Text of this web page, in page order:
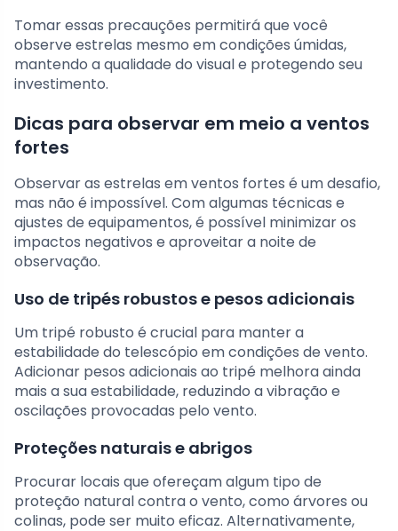
Tomar essas precauções permitirá que você
observe estrelas mesmo em condições úmidas,
mantendo a qualidade do visual e protegendo seu
investimento.
Dicas para observar em meio a ventos
fortes
Observar as estrelas em ventos fortes é um desafio,
mas não é impossível. Com algumas técnicas e
ajustes de equipamentos, é possível minimizar os
impactos negativos e aproveitar a noite de
observação.
Uso de tripés robustos e pesos adicionais
Um tripé robusto é crucial para manter a
estabilidade do telescópio em condições de vento.
Adicionar pesos adicionais ao tripé melhora ainda
mais a sua estabilidade, reduzindo a vibração e
oscilações provocadas pelo vento.
Proteções naturais e abrigos
Procurar locais que ofereçam algum tipo de
proteção natural contra o vento, como árvores ou
colinas, pode ser muito eficaz. Alternativamente,